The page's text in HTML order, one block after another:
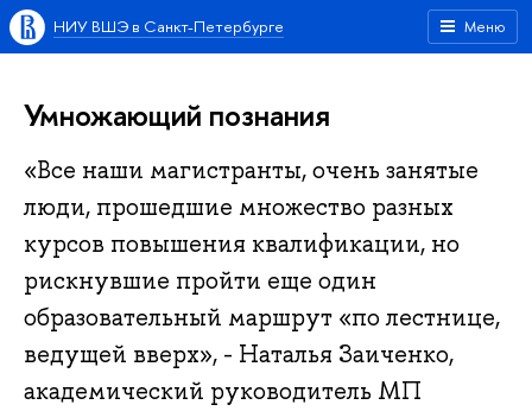
Меню
НИУ ВШЭ в Санкт-Петербурге
Умножающий познания
«Все наши магистранты, очень занятые
люди, прошедшие множество разных
курсов повышения квалификации, но
рискнувшие пройти еще один
образовательный маршрут «по лестнице,
ведущей вверх», - Наталья Заиченко,
академический руководитель МП